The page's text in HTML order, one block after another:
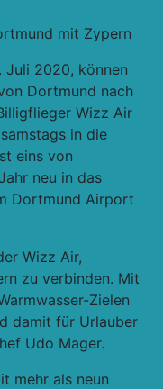
mit Zypern
Juli 2020, können
Dortmund nach
Wizz Air
in die
eins von
neu in das
Dortmund Airport
Wizz Air,
zu verbinden. Mit
Zielen
damit für Urlauber
Udo Mager.
mehr als neun